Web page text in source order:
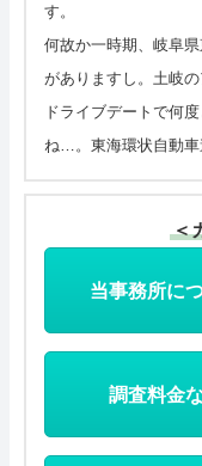
す。
何故か一時期、岐阜
がありますし。土岐
ドライブデートで何
ね…。東海環状自動車
＜
当事務所に
調査料金